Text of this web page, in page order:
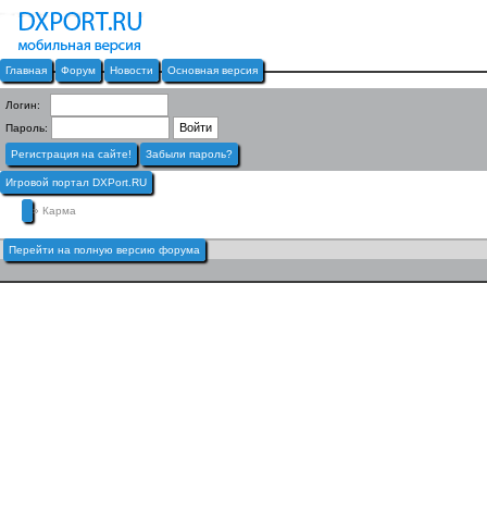
Главная Форум Новости Основная версия
Логин:
Пароль:
Регистрация на сайте! Забыли пароль?
Игровой портал DXPort.RU
» Карма
Перейти на полную версию форума